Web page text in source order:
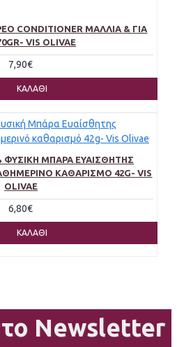
CONDITIONER ΜΑΛΛΙΆ & ΓΙΑ
VIS OLIVAE
7,90€
ΚΑΛΆΘΙ
ΦΥΣΙΚΉ ΜΠΆΡΑ ΕΥΑΊΣΘΗΤΗΣ
ΚΑΘΑΡΙΣΜΌ 42G- VIS
OLIVAE
6,80€
ΚΑΛΆΘΙ
Newsletter